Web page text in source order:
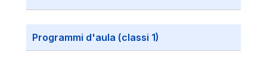
Programmi d'aula (classi 1)